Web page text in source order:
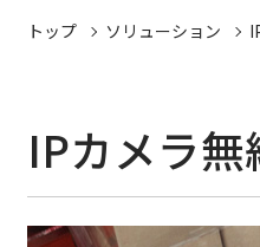
トップ ソリューション
IPカメラ無